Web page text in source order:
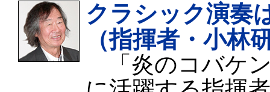
クラシック演奏
（指揮者・小林
「炎のコバケ